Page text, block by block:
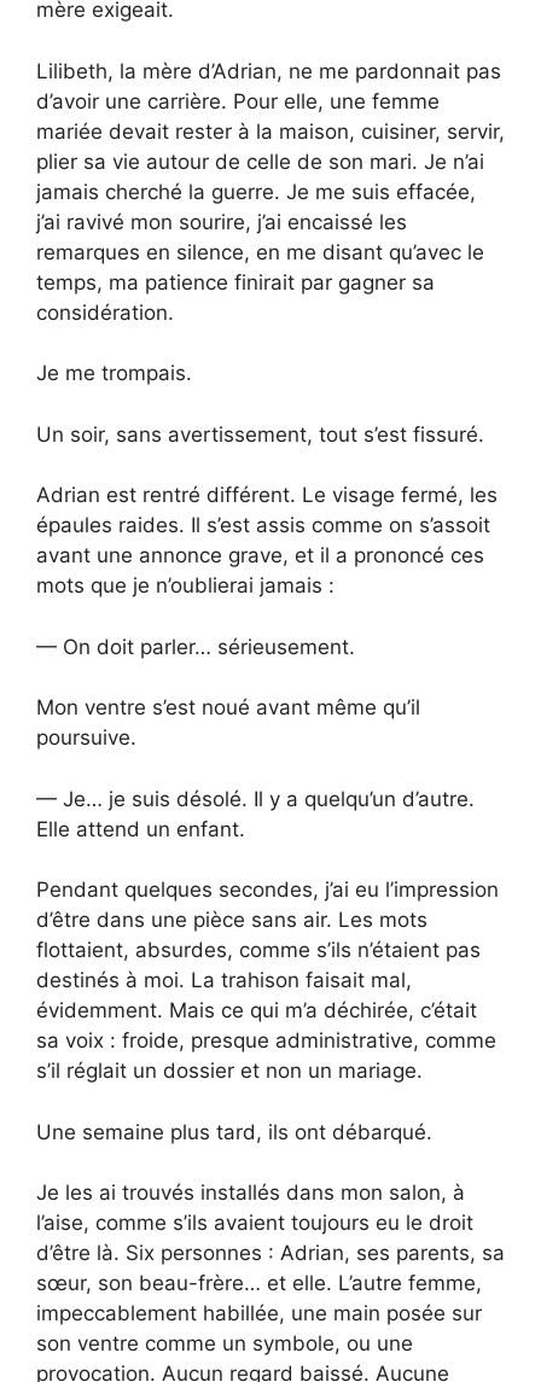
mère exigeait.
Lilibeth, la mère d’Adrian, ne me pardonnait pas
d’avoir une carrière. Pour elle, une femme
mariée devait rester à la maison, cuisiner, servir,
plier sa vie autour de celle de son mari. Je n’ai
jamais cherché la guerre. Je me suis effacée,
j’ai ravivé mon sourire, j’ai encaissé les
remarques en silence, en me disant qu’avec le
temps, ma patience finirait par gagner sa
considération.
Je me trompais.
Un soir, sans avertissement, tout s’est fissuré.
Adrian est rentré différent. Le visage fermé, les
épaules raides. Il s’est assis comme on s’assoit
avant une annonce grave, et il a prononcé ces
mots que je n’oublierai jamais :
— On doit parler… sérieusement.
Mon ventre s’est noué avant même qu’il
poursuive.
— Je… je suis désolé. Il y a quelqu’un d’autre.
Elle attend un enfant.
Pendant quelques secondes, j’ai eu l’impression
d’être dans une pièce sans air. Les mots
flottaient, absurdes, comme s’ils n’étaient pas
destinés à moi. La trahison faisait mal,
évidemment. Mais ce qui m’a déchirée, c’était
sa voix : froide, presque administrative, comme
s’il réglait un dossier et non un mariage.
Une semaine plus tard, ils ont débarqué.
Je les ai trouvés installés dans mon salon, à
l’aise, comme s’ils avaient toujours eu le droit
d’être là. Six personnes : Adrian, ses parents, sa
sœur, son beau-frère… et elle. L’autre femme,
impeccablement habillée, une main posée sur
son ventre comme un symbole, ou une
provocation. Aucun regard baissé. Aucune